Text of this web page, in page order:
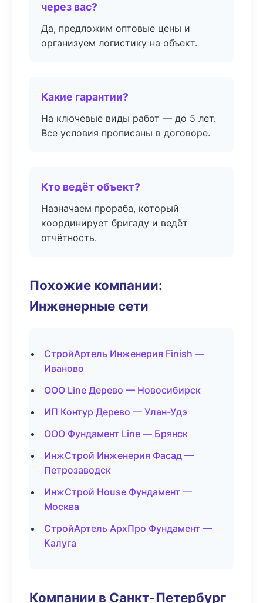
через вас?
Да, предложим оптовые цены и
организуем логистику на объект.
Какие гарантии?
На ключевые виды работ — до 5 лет.
Все условия прописаны в договоре.
Кто ведёт объект?
Назначаем прораба, который
координирует бригаду и ведёт
отчётность.
Похожие компании:
Инженерные сети
СтройАртель Инженерия Finish —
Иваново
ООО Line Дерево — Новосибирск
ИП Контур Дерево — Улан-Удэ
ООО Фундамент Line — Брянск
ИнжСтрой Инженерия Фасад —
Петрозаводск
ИнжСтрой House Фундамент —
Москва
СтройАртель АрхПро Фундамент —
Калуга
Компании в Санкт-Петербург